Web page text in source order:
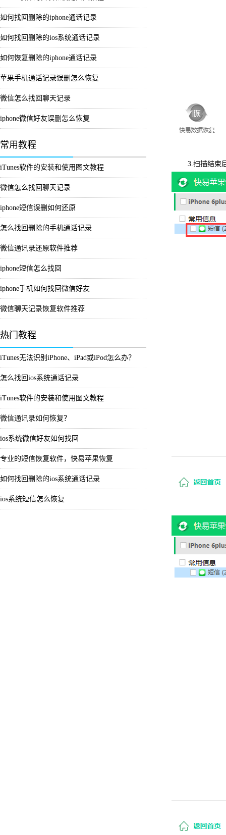
如何找回删除的iphone通话记录
如何找回删除的ios系统通话记录
如何恢复删除的iphone通话记录
苹果手机通话记录误删怎么恢复
微信怎么找回聊天记录
iphone微信好友误删怎么恢复
常用教程
iTunes软件的安装和使用图文教程
微信怎么找回聊天记录
iphone短信误删如何还原
怎么找回删除的手机通话记录
微信通讯录还原软件推荐
iphone短信怎么找回
iphone手机如何找回微信好友
微信聊天记录恢复软件推荐
热门教程
iTunes无法识别iPhone、iPad或iPod怎么办？
怎么找回ios系统通话记录
iTunes软件的安装和使用图文教程
微信通讯录如何恢复？
ios系统微信好友如何找回
专业的短信恢复软件，快易苹果恢复
如何找回删除的ios系统通话记录
ios系统短信怎么恢复
3.扫描结束后